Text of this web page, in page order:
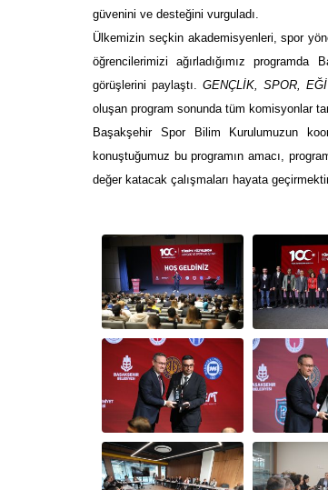
güvenini ve desteğini vurguladı.
Ülkemizin seçkin akademisyenleri, spor
öğrencilerimizi ağırladığımız
görüşlerini paylaştı.GENÇLİK, SPOR,
oluşan program sonunda tüm komisyonlar
Başakşehir Spor Bilim Kurulumuzun
konuştuğumuz bu programın amacı,
değer katacak çalışmaları hayata